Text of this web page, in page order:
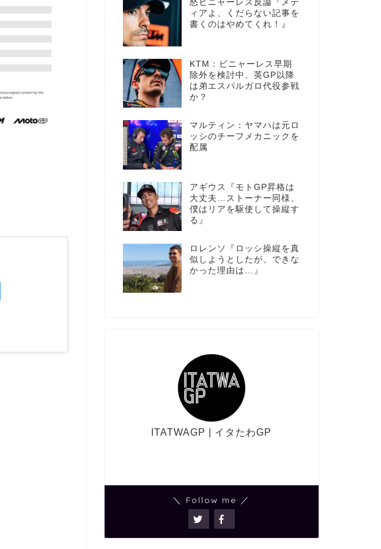
怒ビニャーレス反論『メデ
ィアよ、くだらない記事を
書くのはやめてくれ！』
KTM：ビニャーレス早期
除外を検討中、英GP以降
は弟エスパルガロ代役参戦
か？
マルティン：ヤマハは元ロ
ッシのチーフメカニックを
配属
アギウス『モトGP昇格は
大丈夫…ストーナー同様、
僕はリアを駆使して操縦す
る』
ロレンソ『ロッシ操縦を真
似しようとしたが、できな
かった理由は…』
ITATWAGP | イタたわGP
＼ Follow me ／